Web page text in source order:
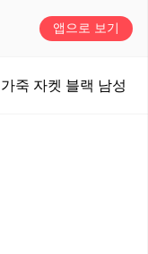
앱으로 보기
죽 자켓 블랙 남성